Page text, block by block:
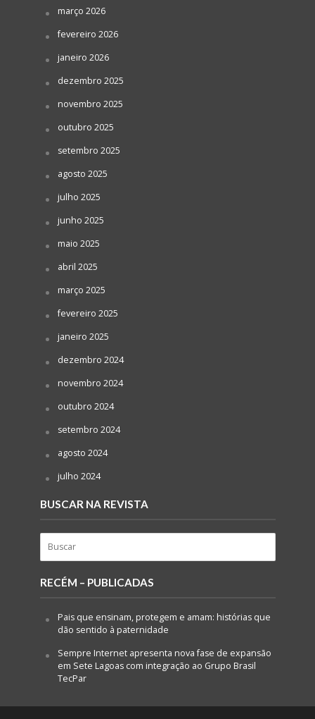
março 2026
fevereiro 2026
janeiro 2026
dezembro 2025
novembro 2025
outubro 2025
setembro 2025
agosto 2025
julho 2025
junho 2025
maio 2025
abril 2025
março 2025
fevereiro 2025
janeiro 2025
dezembro 2024
novembro 2024
outubro 2024
setembro 2024
agosto 2024
julho 2024
BUSCAR NA REVISTA
RECÉM – PUBLICADAS
Pais que ensinam, protegem e amam: histórias que
dão sentido à paternidade
Sempre Internet apresenta nova fase de expansão
em Sete Lagoas com integração ao Grupo Brasil
TecPar